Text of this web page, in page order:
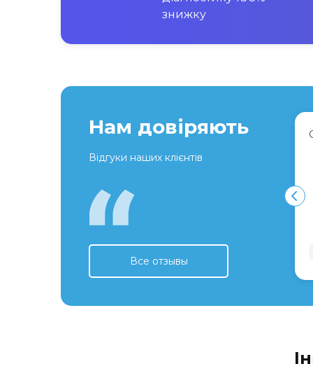
знижку
Нам довіряють
Відгуки наших клієнтів
Все отзывы